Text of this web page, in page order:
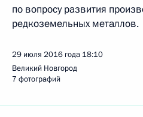
по вопросу развития
редкоземельных металлов.
29 июля 2016 года 18:10
Великий Новгород
7 фотографий